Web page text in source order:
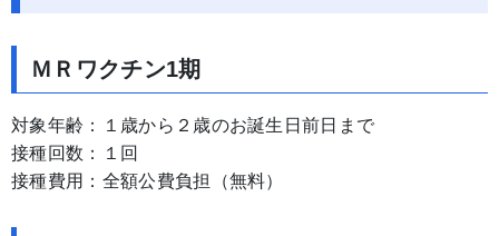
ＭＲワクチン1期
対象年齢：１歳から２歳のお誕生日前日まで
接種回数：１回
接種費用：全額公費負担（無料）